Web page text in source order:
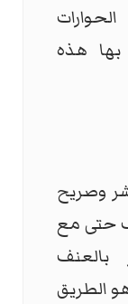
بها هذه
وصريح
حتى مع
بالعنف
الطريق